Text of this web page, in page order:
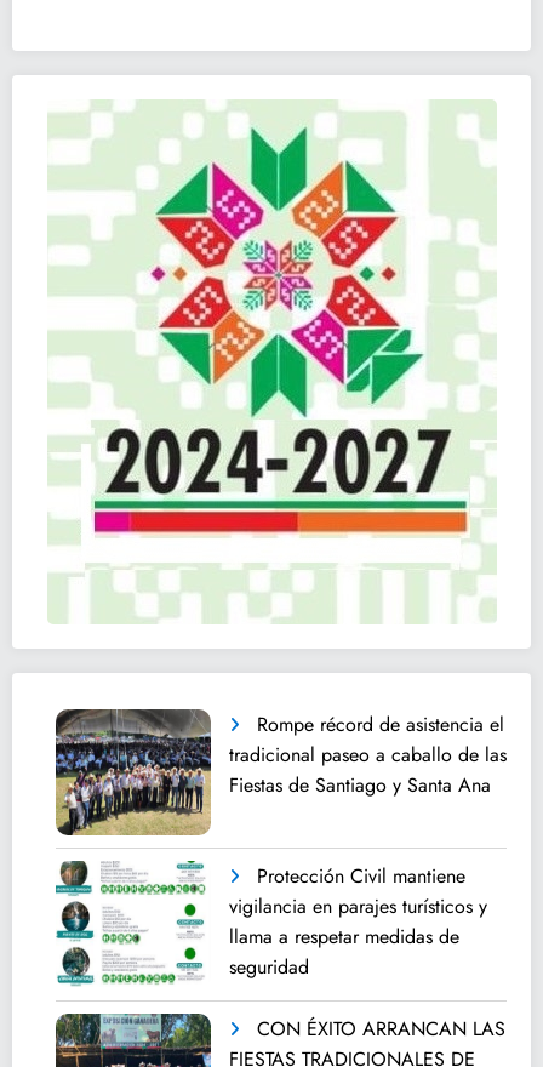
Rompe récord de asistencia el
tradicional paseo a caballo de las
Fiestas de Santiago y Santa Ana
Protección Civil mantiene
vigilancia en parajes turísticos y
llama a respetar medidas de
seguridad
CON ÉXITO ARRANCAN LAS
FIESTAS TRADICIONALES DE